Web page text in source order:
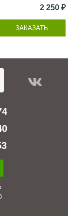
2 250 ₽
ЗАКАЗАТЬ